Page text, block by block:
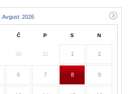
Č P S N
30 31 1 2
6 7 8 9